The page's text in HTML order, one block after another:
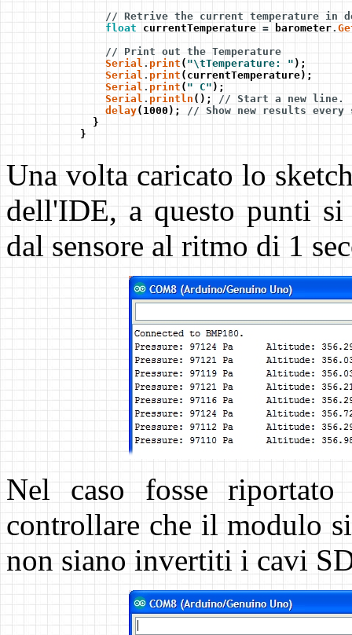
// Retrive the current temperature in
float
currentTemperature = barometer.
// Print out the Temperature
Serial . print ( "\tTemperature: " );
Serial . print (currentTemperature);
Serial . print ( " C" );
Serial . println ();
// Start a new line.
delay(1000);
// Show new results every
}
}
Una volta caricato lo
dell'IDE, a questo punti
dal sensore al ritmo di 1
Nel caso fosse
controllare che il modulo
non siano invertiti i cavi